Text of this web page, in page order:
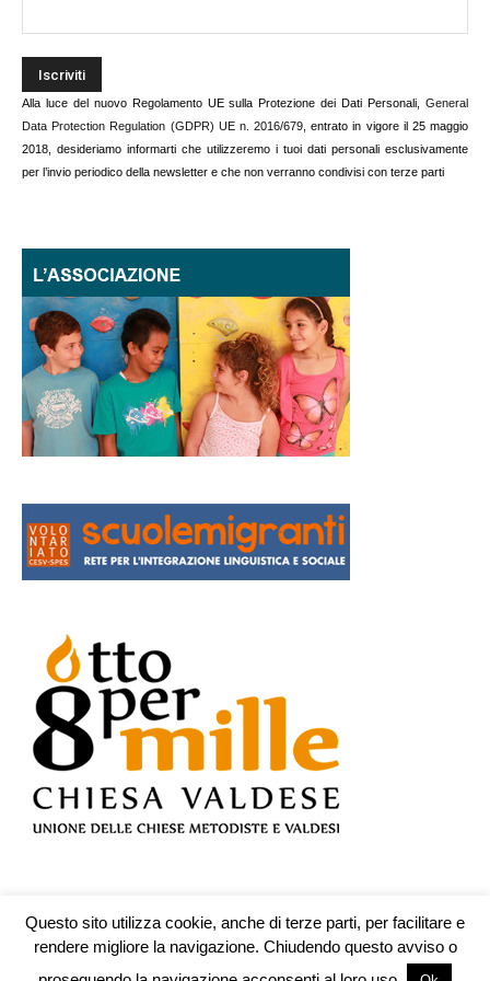
Alla luce del nuovo Regolamento UE sulla Protezione dei Dati Personali, General
Data Protection Regulation (GDPR) UE n. 2016/679 , entrato in vigore il 25 maggio
2018, desideriamo informarti che utilizzeremo i tuoi dati personali esclusivamente
per l’invio periodico della newsletter e che non verranno condivisi con terze parti
© Testata n.609 registrata presso il Tribunale di Teramo il 19.10.2009 -
Questo sito utilizza cookie, anche di terze parti, per facilitare e
rendere migliore la navigazione. Chiudendo questo avviso o